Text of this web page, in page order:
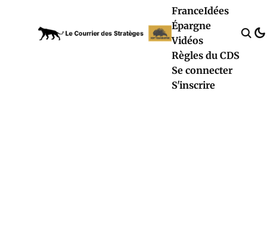
FranceIdées
Épargne
Vidéos
Règles du CDS
Se connecter
S'inscrire